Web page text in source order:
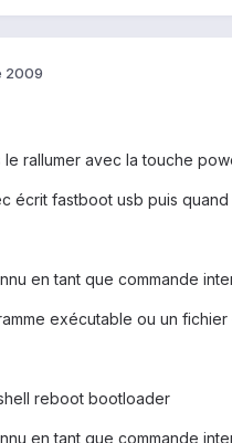
2009
le rallumer avec la touche
écrit fastboot usb puis
en tant que commande
exécutable ou un fichier
reboot bootloader
en tant que commande